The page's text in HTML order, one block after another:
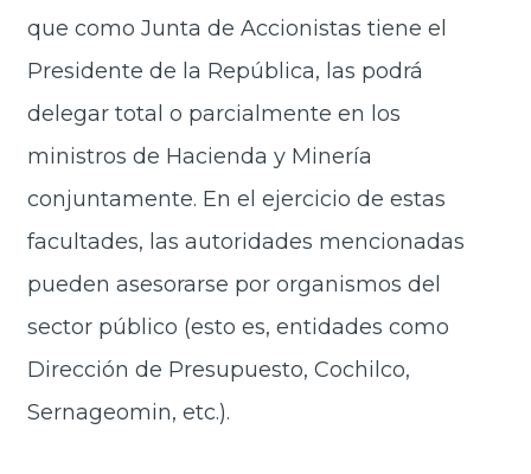
que como Junta de Accionistas tiene el
Presidente de la República, las podrá
delegar total o parcialmente en los
ministros de Hacienda y Minería
conjuntamente. En el ejercicio de estas
facultades, las autoridades mencionadas
pueden asesorarse por organismos del
sector público (esto es, entidades como
Dirección de Presupuesto, Cochilco,
Sernageomin, etc.).